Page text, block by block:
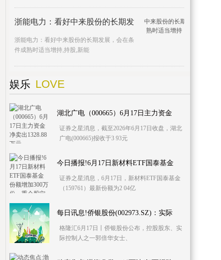
浙能电力：看好中来股份的长期发
浙能电力：看好中来股份的长期发展，会在条
件成熟时适当增持,持股,新能
娱乐 LOVE
湖北广电（000665）6月17日主力资金
证券之星消息，截至2026年6月17日收盘，湖北
广电(000665)报收于3 93元
今日播报!6月17日新材料ETF国泰基金
证券之星消息，6月17日，新材料ETF国泰基金
（159761）最新份额为2 04亿
每日讯息!侨银股份(002973.SZ)：实际
格隆汇6月17日丨侨银股份公布，控股股东、实
际控制人之一郭倍华女士、